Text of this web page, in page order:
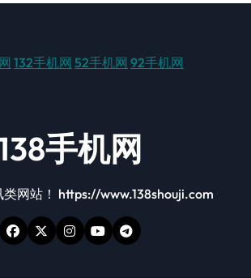
132手机网 52手机网 92手机网
手机网
类网站！ https://www.138shouji.com